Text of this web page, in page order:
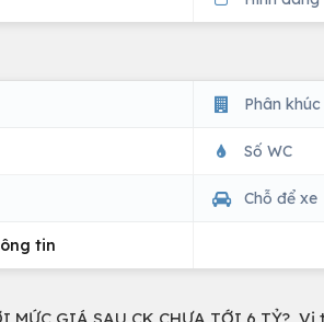
Phân
Số WC
Chỗ để xe
tin